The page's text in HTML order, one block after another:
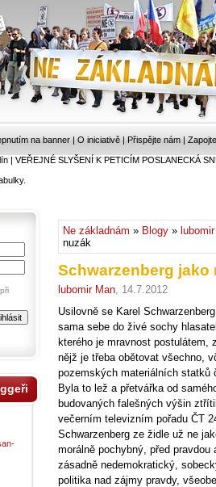
na banner | O iniciativě | Přispějte nám |
|VEŘEJNÉ SLYŠENÍ K PETICÍM POSLANECKÁ
Ne základnám » Blogy »
nuzák
Schwarzenberg jako
lubomir Man, 14.7.2012
Usilovně se Karel
sama sebe do živé sochy
kterého je mravnost
nějž je třeba obětovat všechno,
pozemských materiálních statků
Byla to lež a přetvářka od
budovaných falešných výšin
večerním televizním pořadu ČT
Schwarzenberg ze židle už ne
morálně pochybný, před
zásadně nedemokratický,
politika nad zájmy pravdy,